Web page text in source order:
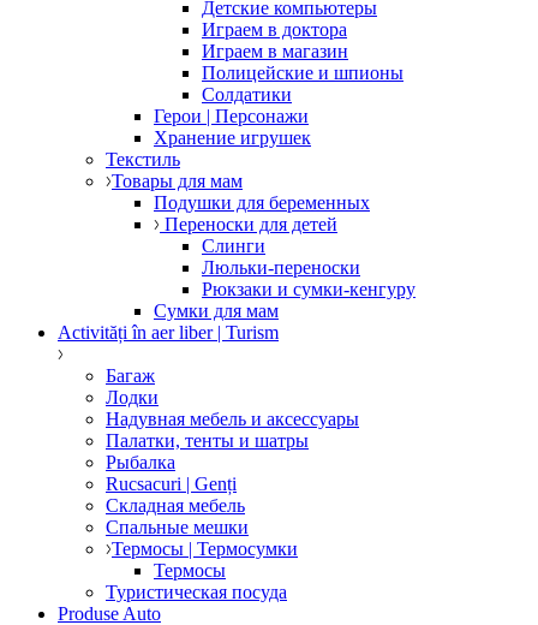
Детские компьютеры
Играем в доктора
Играем в магазин
Полицейские и шпионы
Солдатики
Герои | Персонажи
Хранение игрушек
Текстиль
Товары для мам
Подушки для беременных
Переноски для детей
Слинги
Люльки-переноски
Рюкзаки и сумки-кенгуру
Сумки для мам
Activități în aer liber | Turism
Багаж
Лодки
Надувная мебель и аксессуары
Палатки, тенты и шатры
Рыбалка
Rucsacuri | Genți
Складная мебель
Спальные мешки
Термосы | Термосумки
Термосы
Туристическая посуда
Produse Auto